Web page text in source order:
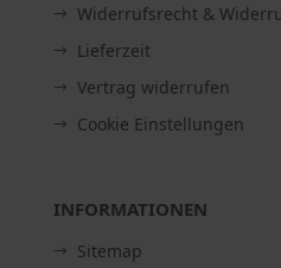
Widerrufsrecht &
Lieferzeit
Vertrag widerrufen
Cookie Einstellungen
INFORMATIONEN
Sitemap